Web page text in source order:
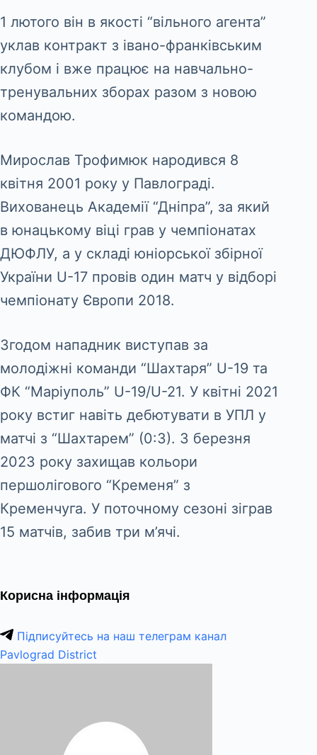
1 лютого він в якості “вільного агента”
уклав контракт з івано-франківським
клубом і вже працює на навчально-
тренувальних зборах разом з новою
командою.
Мирослав Трофимюк народився 8
квітня 2001 року у Павлограді.
Вихованець Академії “Дніпра”, за який
в юнацькому віці грав у чемпіонатах
ДЮФЛУ, а у складі юніорської збірної
України U-17 провів один матч у відборі
чемпіонату Європи 2018.
Згодом нападник виступав за
молодіжні команди “Шахтаря” U-19 та
ФК “Маріуполь” U-19/U-21. У квітні 2021
року встиг навіть дебютувати в УПЛ у
матчі з “Шахтарем” (0:3). З березня
2023 року захищав кольори
першолігового “Кременя” з
Кременчуга. У поточному сезоні зіграв
15 матчів, забив три м’ячі.
Корисна інформація
Підписуйтесь на наш телеграм канал
Pavlograd District